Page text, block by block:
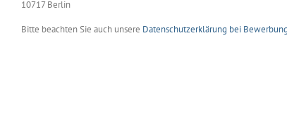
10717 Berlin
Bitte beachten Sie auch unsere Datenschutzerklärung bei